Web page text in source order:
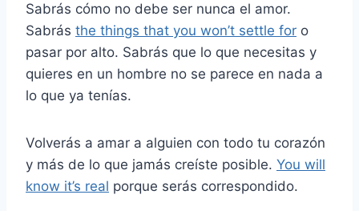
Sabrás cómo no debe ser nunca el amor.
Sabrás the things that you won’t settle for o
pasar por alto. Sabrás que lo que necesitas y
quieres en un hombre no se parece en nada a
lo que ya tenías.
Volverás a amar a alguien con todo tu corazón
y más de lo que jamás creíste posible. You will
know it’s real porque serás correspondido.